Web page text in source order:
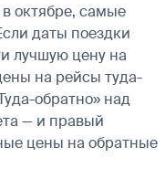
октябре, самые
даты поездки
лучшую цену на
на рейсы туда-
обратно» над
— и правый
цены на обратные